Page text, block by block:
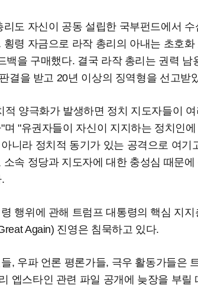
도 자신이 공동 설립한 국부펀드에서 수
령 자금으로 라작 총리의 아내는 초호화
백을 구매했다. 결국 라작 총리는 권력 남
결을 받고 20년 이상의 징역형을 선고받
적 양극화가 발생하면 정치 지도자들이
며 "유권자들이 자신이 지지하는 정치인
니라 정치적 동기가 있는 공격으로 여기
속 정당과 지도자에 대한 충성심 때문에
행위에 관해 트럼프 대통령의 핵심 지지
Again) 진영은 침묵하고 있다.
, 우파 언론 평론가들, 극우 활동가들은
엡스타인 관련 파일 공개에 늦장을 부릴